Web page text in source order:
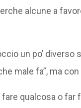
alcune a
un po’ diverso
male fa”, ma con
qualcosa o far